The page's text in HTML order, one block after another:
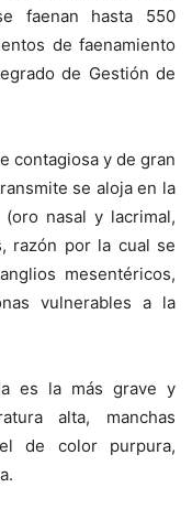
faenan hasta 550
de faenamiento
de Gestión de
contagiosa y de gran
se aloja en la
nasal y lacrimal,
razón por la cual se
mesentéricos,
vulnerables a la
es la más grave y
alta, manchas
de color purpura,